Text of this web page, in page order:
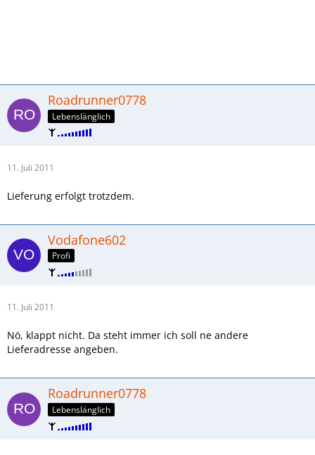
Roadrunner0778
Lebenslänglich
11. Juli 2011
Lieferung erfolgt trotzdem.
Vodafone602
Profi
11. Juli 2011
Nö, klappt nicht. Da steht immer ich soll ne andere
Lieferadresse angeben.
Roadrunner0778
Lebenslänglich